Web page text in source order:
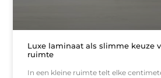
Luxe laminaat als slimme keuze
ruimte
In een kleine ruimte telt elke